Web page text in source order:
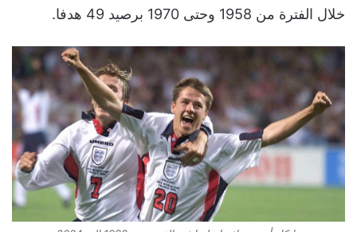
خلال الفترة من 1958 وحتى 1970 برصيد 49 هدفا.